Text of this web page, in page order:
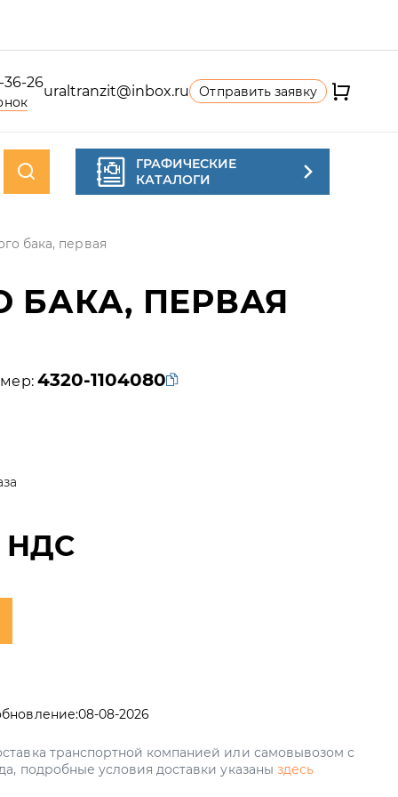
36-26
uraltranzit@inbox.ru Отправить заявку
ГРАФИЧЕСКИЕ
КАТАЛОГИ
бака, первая
БАКА, ПЕРВАЯ
4320-1104080
НДС
08-08-2026
транспортной компанией или самовывозом с
подробные условия доставки указаны здесь